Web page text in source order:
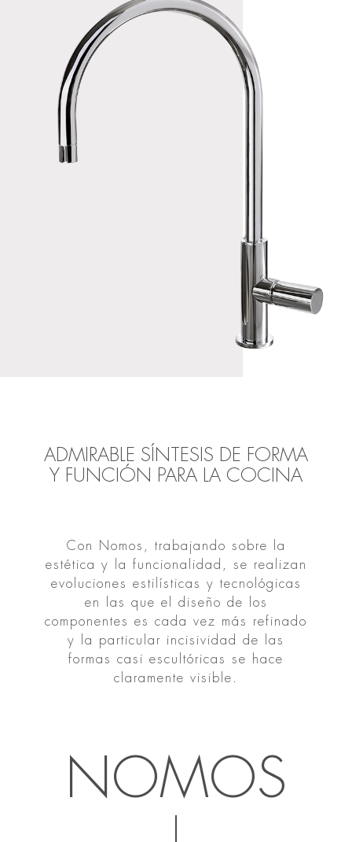
ADMIRABLE SÍNTESIS DE FORMA
Y FUNCIÓN PARA LA COCINA
Con Nomos, trabajando sobre la
estética y la funcionalidad, se realizan
evoluciones estilísticas y tecnológicas
en las que el diseño de los
componentes es cada vez más refinado
y la particular incisividad de las
formas casi escultóricas se hace
claramente visible.
NOMOS